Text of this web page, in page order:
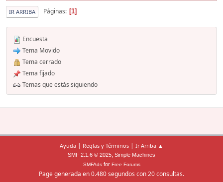
IR ARRIBA Páginas 1
Encuesta
Tema Movido
Tema cerrado
Tema fijado
Temas que estás siguiendo
Ayuda | Reglas y Términos | Ir Arriba ▲
SMF 2.1.6 © 2025, Simple Machines
SMFAdsfor Free Forums
Page generada en 0.480 segundos con 20 consultas.